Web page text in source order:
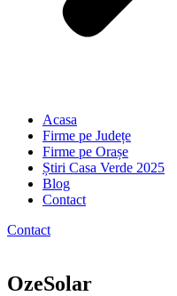
Acasa
Firme pe Județe
Firme pe Orașe
Știri Casa Verde 2025
Blog
Contact
Contact
OzeSolar